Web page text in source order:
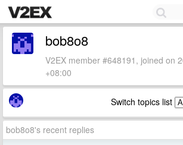
bob8o8
V2EX member #648191, joined on
+08:00
Switch topics list
bob8o8's recent replies